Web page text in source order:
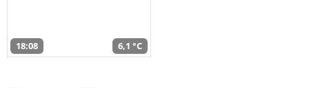
18:08 6,1 °C